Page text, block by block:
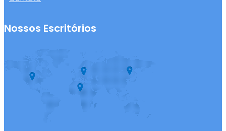
Nossos Escritórios